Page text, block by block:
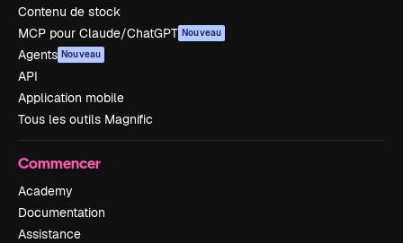
Contenu de stock
MCP pour Claude/ChatGPT Nouveau
Agents Nouveau
API
Application mobile
Tous les outils Magnific
Commencer
Academy
Documentation
Assistance